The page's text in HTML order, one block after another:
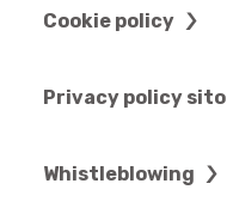
Cookie policy
Privacy policy sito
Whistleblowing